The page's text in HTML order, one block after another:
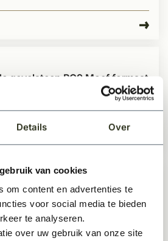
Details Over
van cookies
om content en advertenties te
voor social media te bieden
te analyseren.
over uw gebruik van onze site
gevelsteen RQ9 Moef formaat
voorraad
KQ107 Moef Formaat